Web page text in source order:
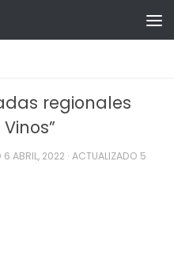
regionales
6 ABRIL, 2022 · ACTUALIZADO 5